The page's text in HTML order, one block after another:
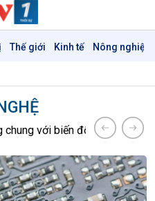
Thế giới Kinh tế Nông nghiệp
chung với biến đổi khí hậu Kết